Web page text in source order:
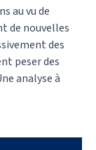
au vu de
de nouvelles
des
peser des
analyse à